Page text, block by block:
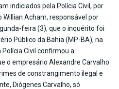
indiciados pela Polícia Civil, por
Willian Acham, responsável por
feira (3), que o inquérito foi
Público da Bahia (MP-BA), na
Civil confirmou a
o empresário Alexandre Carvalho
de constrangimento ilegal e
Diógenes Carvalho, só